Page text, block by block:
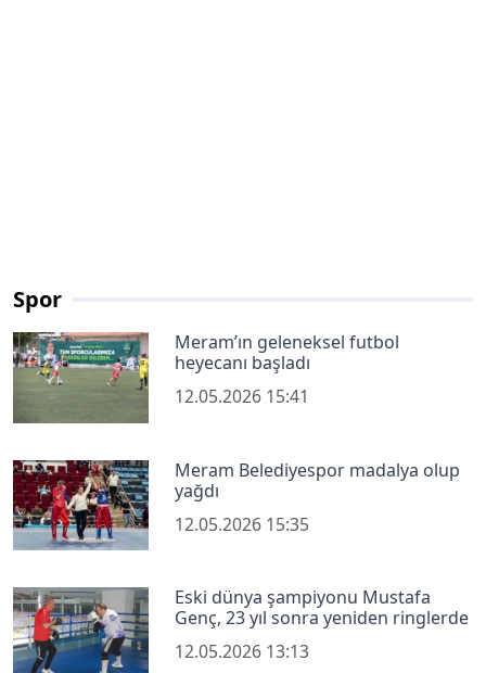
Spor
Meram’ın geleneksel futbol
heyecanı başladı
12.05.2026 15:41
Meram Belediyespor madalya olup
yağdı
12.05.2026 15:35
Eski dünya şampiyonu Mustafa
Genç, 23 yıl sonra yeniden ringlerde
12.05.2026 13:13